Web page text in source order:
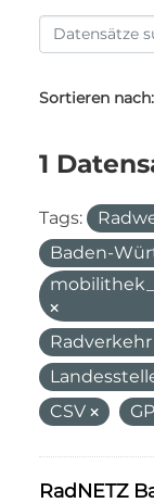
Sortieren nach
1
Tags:
Baden-
Radverkehr
CSV
RadNETZ